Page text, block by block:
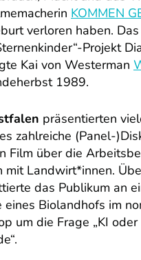
KOMMEN
verloren haben.
Projekt
Kai von Westerman
1989.
präsentierten
zahlreiche (Panel-
Film über die
mit Landwirt*innen.
das Publikum an
Biolandhofs im
um die Frage „KI